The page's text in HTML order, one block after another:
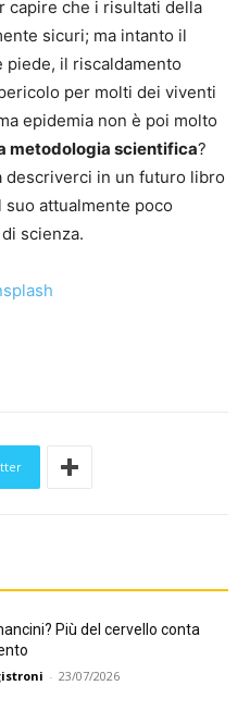
capire che i risultati della
sicuri; ma intanto il
piede, il riscaldamento
per molti dei viventi
epidemia non è poi molto
metodologia scientifica?
descriverci in un futuro libro
attualmente poco
scienza.
Più del cervello conta
- 23/07/2026